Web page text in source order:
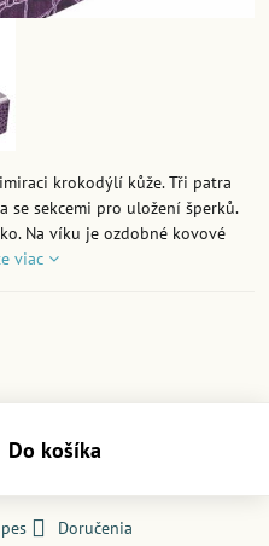
krokodýlí kůže. Tři patra
se sekcemi pro uložení šperků.
Na víku je ozdobné kovové
viac
Do košíka
Doručenia